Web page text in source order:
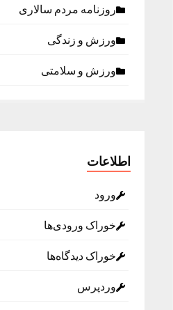
روزنامه مردم سالاری
ورزش و زندگی
ورزش و سلامتی
اطلاعات
ورود
خوراک ورودی‌ها
خوراک دیدگاه‌ها
وردپرس